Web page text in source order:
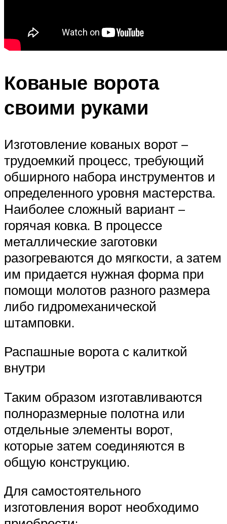
Кованые ворота
своими руками
Изготовление кованых ворот –
трудоемкий процесс, требующий
обширного набора инструментов и
определенного уровня мастерства.
Наиболее сложный вариант –
горячая ковка. В процессе
металлические заготовки
разогреваются до мягкости, а затем
им придается нужная форма при
помощи молотов разного размера
либо гидромеханической
штамповки.
Распашные ворота с калиткой
внутри
Таким образом изготавливаются
полноразмерные полотна или
отдельные элементы ворот,
которые затем соединяются в
общую конструкцию.
Для самостоятельного
изготовления ворот необходимо